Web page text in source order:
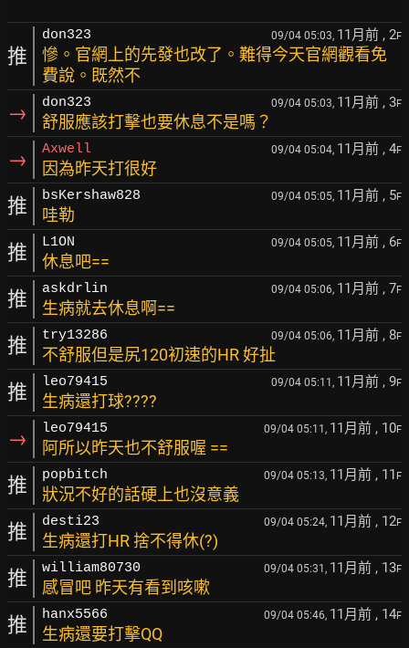
推
don323 09/04 05:03, 11月前 , 2F
慘。官網上的先發也改了。難得今天官網觀看免
費說。既然不
→ don323 09/04 05:03, 11月前 , 3F
舒服應該打擊也要休息不是嗎？
→ Axwell 09/04 05:04, 11月前 , 4F
因為昨天打很好
推 bsKershaw828 09/04 05:05, 11月前 , 5F
哇勒
推 L1ON 09/04 05:05, 11月前 , 6F
休息吧==
推 askdrlin 09/04 05:06, 11月前 , 7F
生病就去休息啊==
推 try13286 09/04 05:06, 11月前 , 8F
不舒服但是尻120初速的HR 好扯
推 leo79415 09/04 05:11, 11月前 , 9F
生病還打球????
→ leo79415 09/04 05:11, 11月前 , 10F
阿所以昨天也不舒服喔 ==
推 popbitch 09/04 05:13, 11月前 , 11 F
狀況不好的話硬上也沒意義
推 desti23 09/04 05:24, 11月前 , 12F
生病還打HR 捨不得休(?)
推 william80730 09/04 05:31, 11月前 , 13F
感冒吧 昨天有看到咳嗽
推 hanx5566 09/04 05:46, 11月前 , 14F
生病還要打擊QQ